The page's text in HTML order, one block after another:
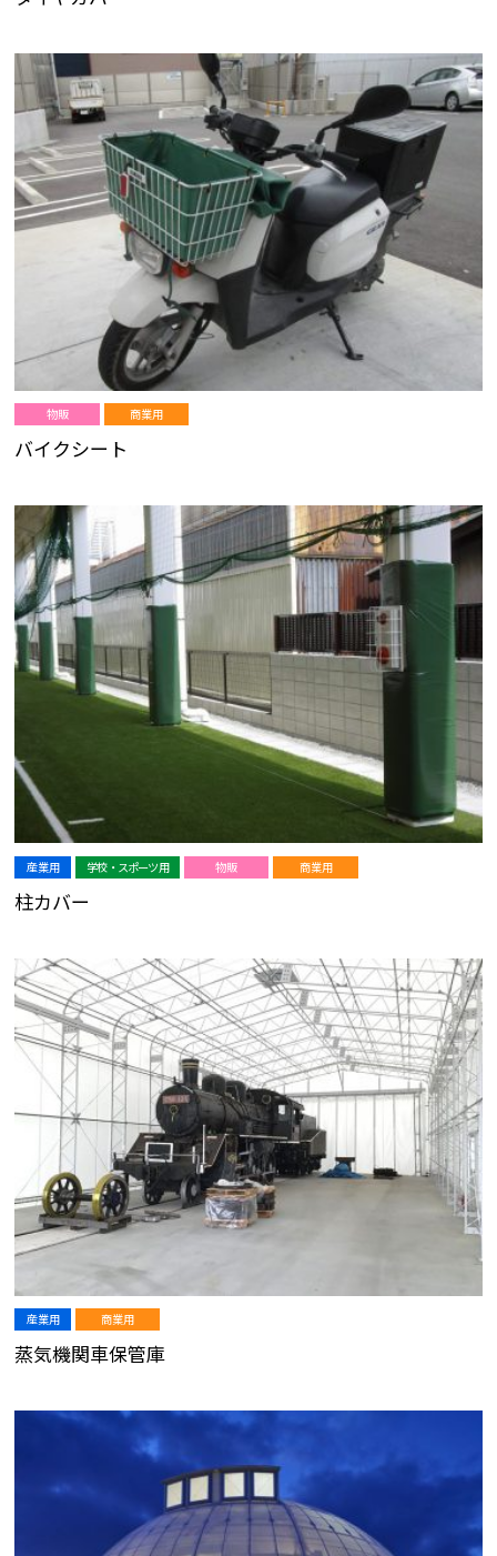
物販 商業用
バイクシート
産業用 学校・スポーツ用 物販 商業用
柱カバー
産業用 商業用
蒸気機関車保管庫